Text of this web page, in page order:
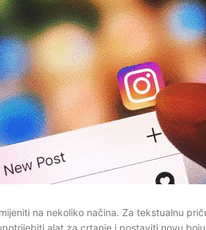
na nekoliko načina. Za tekstualnu
alat za crtanje i postaviti novu